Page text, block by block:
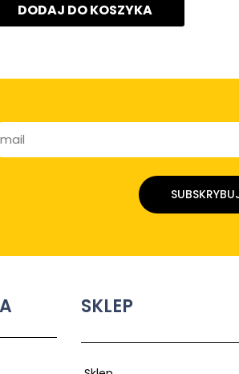
DODAJ DO KOSZYKA
SKLEP